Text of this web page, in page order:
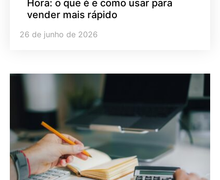
Hora: o que é e como usar para
vender mais rápido
26 de junho de 2026